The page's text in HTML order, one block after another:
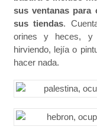
sus ventanas para
sus tiendas.
orines y heces, y
hirviendo, lejía o
hacer nada.